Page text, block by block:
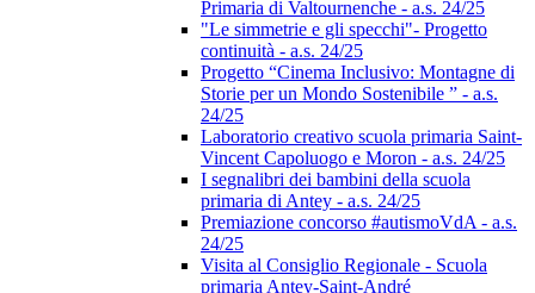
Primaria di Valtournenche - a.s. 24/25
"Le simmetrie e gli specchi"- Progetto
continuità - a.s. 24/25
Progetto “Cinema Inclusivo: Montagne di
Storie per un Mondo Sostenibile ” - a.s.
24/25
Laboratorio creativo scuola primaria Saint-
Vincent Capoluogo e Moron - a.s. 24/25
I segnalibri dei bambini della scuola
primaria di Antey - a.s. 24/25
Premiazione concorso #autismoVdA - a.s.
24/25
Visita al Consiglio Regionale - Scuola
primaria Antey-Saint-André